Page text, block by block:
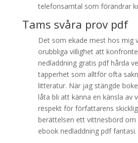
telefonsamtal som förändrar
Tams svåra prov pdf
Det som ekade mest hos mig
orubbliga villighet att
nedladdning gratis pdf hårda
tapperhet som alltför ofta
litteratur. När jag stängde
låta bli att känna en känsla av
respekt för författarens
berättelsen ett vittnesbörd om
ebook nedladdning pdf fantasi.